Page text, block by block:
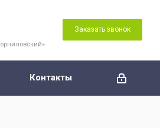
Заказать звонок
Контакты